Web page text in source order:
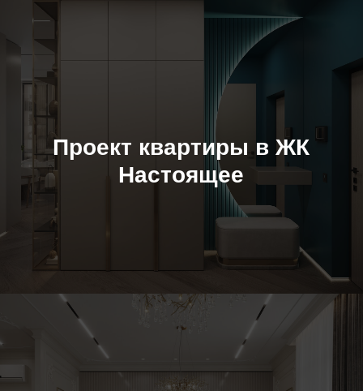
Проект квартиры в ЖК
Настоящее